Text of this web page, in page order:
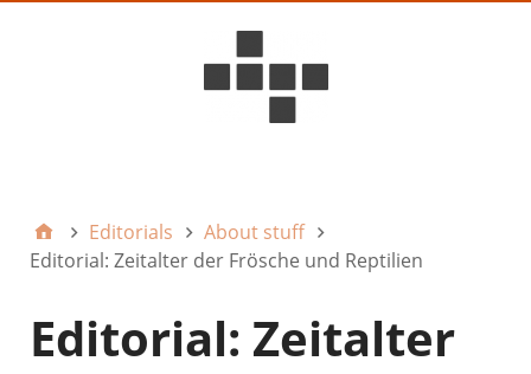
Editorials
About stuff
Editorial: Zeitalter der Frösche und Reptilien
Editorial: Zeitalter